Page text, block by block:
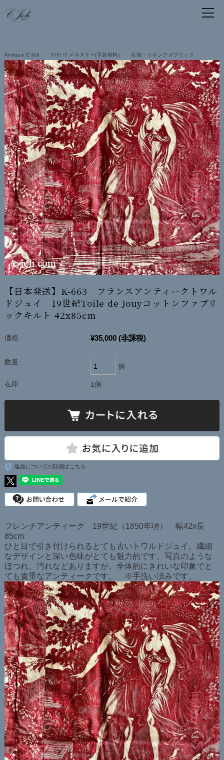
Antique C'Joli ｱﾝﾃｨｰｸ メルスリー(手芸材料) 生地・リネンファブリック
【日本発送】K-663 フランスアンティークトワル
ドジュイ 19世紀Toile de Jouyコットンファブリ
ックキルト 42x85cm
価格: ¥35,000 (非課税)
数量:
個
在庫: 1個
返品についての詳細はこちら
フレンチアンティーク 19世紀（1850年頃） 幅42x長
85cm
ひと目で引き付けられるとても古いトワルドジュイ。繊細
なデザインと深い色味がとても魅力的です。写真のような
ほつれ、汚れなどありますが、全体的にきれいな印象でと
ても貴重なアンティークです。 ※手洗い済みです。